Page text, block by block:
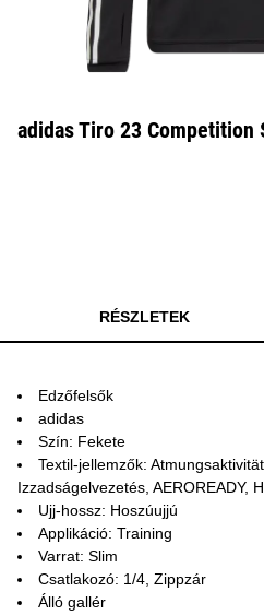
adidas Tiro 23 Competition
RÉSZLETEK
Edzőfelsők
adidas
Szín: Fekete
Textil-jellemzők:
Izzadságelvezetés, AEROREADY,
Ujj-hossz: Hoszúujjú
Applikáció: Training
Varrat: Slim
Csatlakozó: 1/4, Zippzár
Álló gallér